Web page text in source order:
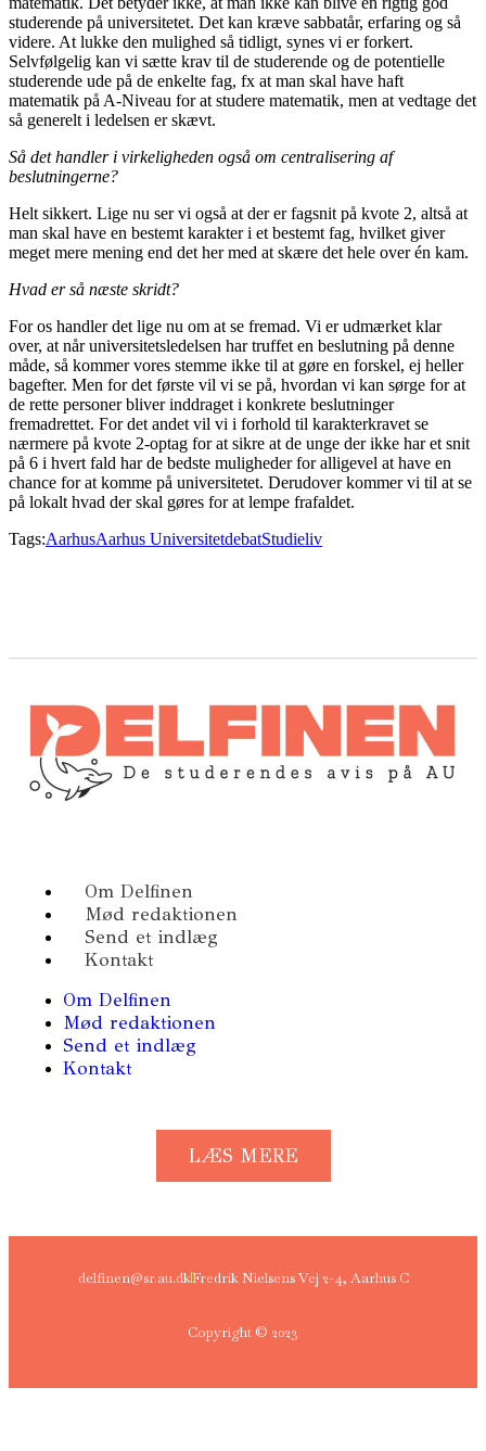
studerende på universitetet. Det kan kræve sabbatår, erfaring og så
videre. At lukke den mulighed så tidligt, synes vi er forkert.
Selvfølgelig kan vi sætte krav til de studerende og de potentielle
studerende ude på de enkelte fag, fx at man skal have haft
matematik på A-Niveau for at studere matematik, men at vedtage det
så generelt i ledelsen er skævt.
Så det handler i virkeligheden også om centralisering af
beslutningerne?
Helt sikkert. Lige nu ser vi også at der er fagsnit på kvote 2, altså at
man skal have en bestemt karakter i et bestemt fag, hvilket giver
meget mere mening end det her med at skære det hele over én kam.
Hvad er så næste skridt?
For os handler det lige nu om at se fremad. Vi er udmærket klar
over, at når universitetsledelsen har truffet en beslutning på denne
måde, så kommer vores stemme ikke til at gøre en forskel, ej heller
bagefter. Men for det første vil vi se på, hvordan vi kan sørge for at
de rette personer bliver inddraget i konkrete beslutninger
fremadrettet. For det andet vil vi i forhold til karakterkravet se
nærmere på kvote 2-optag for at sikre at de unge der ikke har et snit
på 6 i hvert fald har de bedste muligheder for alligevel at have en
chance for at komme på universitetet. Derudover kommer vi til at se
på lokalt hvad der skal gøres for at lempe frafaldet.
Tags:AarhusAarhus UniversitetdebatStudieliv
Om Delfinen
Mød redaktionen
Send et indlæg
Kontakt
Om Delfinen
Mød redaktionen
Send et indlæg
Kontakt
LÆS MERE
Copyright © 2023
delfinen@sr.au.dkFredrik Nielsens Vej 2-4, Aarhus C